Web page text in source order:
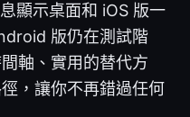
顯示桌面和 iOS 版一
版仍在測試階
軸、實用的替代方
，讓你不再錯過任何